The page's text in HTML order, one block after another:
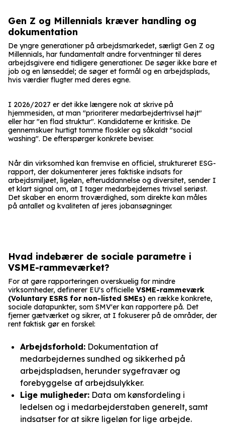
Gen Z og Millennials kræver handling og
dokumentation
De yngre generationer på arbejdsmarkedet, særligt Gen Z og
Millennials, har fundamentalt andre forventninger til deres
arbejdsgivere end tidligere generationer. De søger ikke bare et
job og en lønseddel; de søger et formål og en arbejdsplads,
hvis værdier flugter med deres egne.
I 2026/2027 er det ikke længere nok at skrive på
hjemmesiden, at man "prioriterer medarbejdertrivsel højt"
eller har "en flad struktur". Kandidaterne er kritiske. De
gennemskuer hurtigt tomme floskler og såkaldt "social
washing". De efterspørger konkrete beviser.
Når din virksomhed kan fremvise en officiel, struktureret ESG-
rapport, der dokumenterer jeres faktiske indsats for
arbejdsmiljøet, ligeløn, efteruddannelse og diversitet, sender I
et klart signal om, at I tager medarbejdernes trivsel seriøst.
Det skaber en enorm troværdighed, som direkte kan måles
på antallet og kvaliteten af jeres jobansøgninger.
Hvad indebærer de sociale parametre i
VSME-rammeværket?
For at gøre rapporteringen overskuelig for mindre
virksomheder, definerer EU's officielle VSME-rammeværk
(Voluntary ESRS for non-listed SMEs) en række konkrete,
sociale datapunkter, som SMV'er kan rapportere på. Det
fjerner gætværket og sikrer, at I fokuserer på de områder, der
rent faktisk gør en forskel:
Arbejdsforhold: Dokumentation af
medarbejdernes sundhed og sikkerhed på
arbejdspladsen, herunder sygefravær og
forebyggelse af arbejdsulykker.
Lige muligheder: Data om kønsfordeling i
ledelsen og i medarbejderstaben generelt, samt
indsatser for at sikre ligeløn for lige arbejde.